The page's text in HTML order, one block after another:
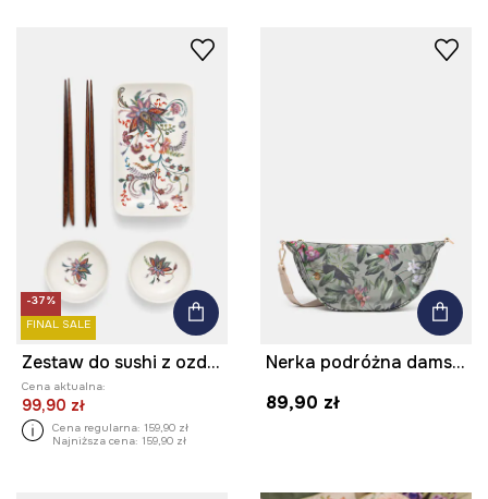
-37%
FINAL SALE
Zestaw do sushi z ozdobnym wzorem
Cena aktualna:
99,90 zł
Cena regularna: 159,90 zł
Najniższa cena: 159,90 zł
Nerka podróżna damska z motywem roślinnym
89,90 zł